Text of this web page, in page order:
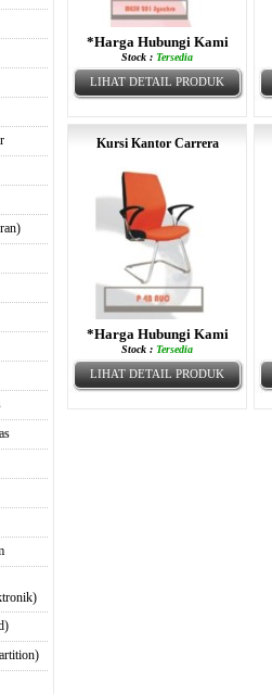
*Harga Hubungi Kami
Stock : Tersedia
LIHAT DETAIL PRODUK
Kursi Kantor Carrera
*Harga Hubungi Kami
Stock : Tersedia
LIHAT DETAIL PRODUK